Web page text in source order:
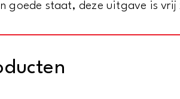
goede staat, deze uitgave is vrij